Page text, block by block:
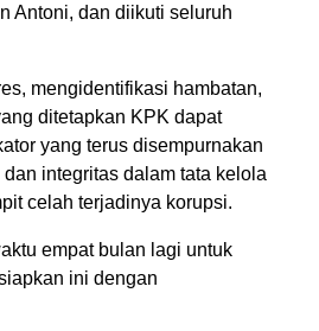
Antoni, dan diikuti seluruh
mengidentifikasi hambatan,
ditetapkan KPK dapat
yang terus disempurnakan
integritas dalam tata kelola
celah terjadinya korupsi.
empat bulan lagi untuk
ini dengan